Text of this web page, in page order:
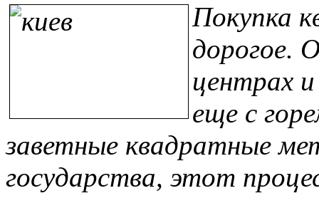
Покупка
дорогое.
центрах
еще с
заветные квадратные
государства, этот